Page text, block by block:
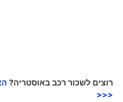
רוצים לשכור רכב באוסטריה?
<<<